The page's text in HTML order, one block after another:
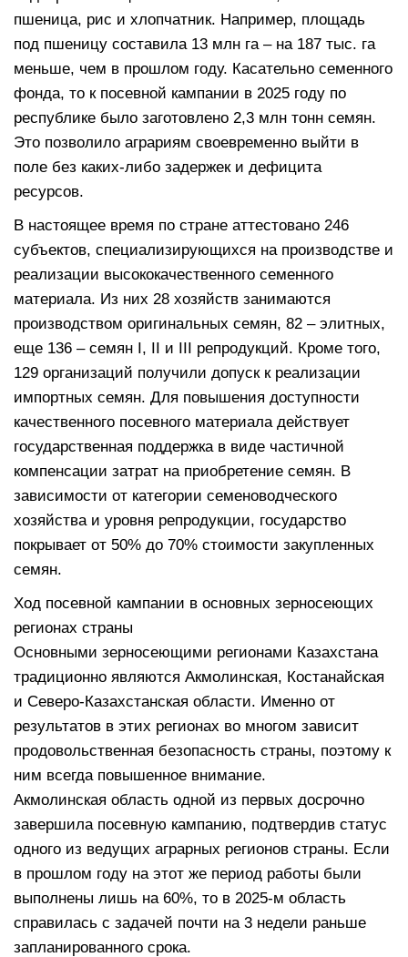
пшеница, рис и хлопчатник. Например, площадь
под пшеницу составила 13 млн га – на 187 тыс. га
меньше, чем в прошлом году. Касательно семенного
фонда, то к посевной кампании в 2025 году по
республике было заготовлено 2,3 млн тонн семян.
Это позволило аграриям своевременно выйти в
поле без каких-либо задержек и дефицита
ресурсов.
В настоящее время по стране аттестовано 246
субъектов, специализирующихся на производстве и
реализации высококачественного семенного
материала. Из них 28 хозяйств занимаются
производством оригинальных семян, 82 – элитных,
еще 136 – семян I, II и III репродукций. Кроме того,
129 организаций получили допуск к реализации
импортных семян. Для повышения доступности
качественного посевного материала действует
государственная поддержка в виде частичной
компенсации затрат на приобретение семян. В
зависимости от категории семеноводческого
хозяйства и уровня репродукции, государство
покрывает от 50% до 70% стоимости закупленных
семян.
Ход посевной кампании в основных зерносеющих
регионах страны
Основными зерносеющими регионами Казахстана
традиционно являются Акмолинская, Костанайская
и Северо-Казахстанская области. Именно от
результатов в этих регионах во многом зависит
продовольственная безопасность страны, поэтому к
ним всегда повышенное внимание.
Акмолинская область одной из первых досрочно
завершила посевную кампанию, подтвердив статус
одного из ведущих аграрных регионов страны. Если
в прошлом году на этот же период работы были
выполнены лишь на 60%, то в 2025-м область
справилась с задачей почти на 3 недели раньше
запланированного срока.